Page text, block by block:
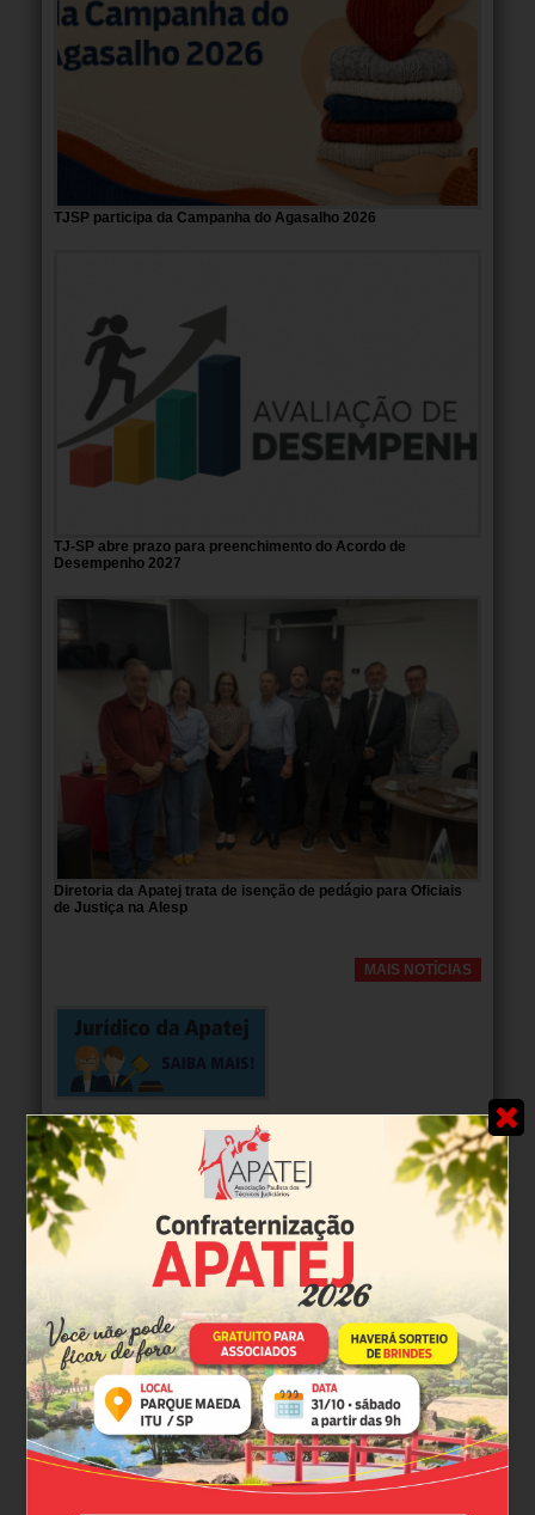
TJSP participa da Campanha do Agasalho 2026
TJ-SP abre prazo para preenchimento do Acordo de
Desempenho 2027
Diretoria da Apatej trata de isenção de pedágio para Oficiais
de Justiça na Alesp
MAIS NOTÍCIAS
MULTIMÍDIA